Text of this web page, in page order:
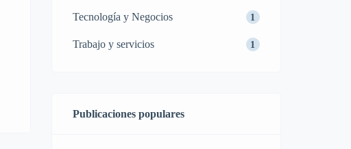
Tecnología y Negocios 1
Trabajo y servicios 1
Publicaciones populares